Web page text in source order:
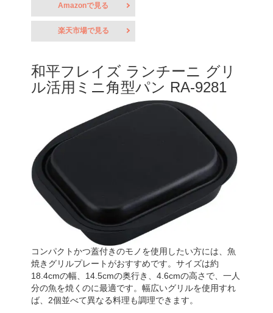
Amazonで見る
楽天市場で見る
和平フレイズ ランチーニ グリ
ル活用ミニ角型パン RA-9281
コンパクトかつ蓋付きのモノを使用したい方には、魚
焼きグリルプレートがおすすめです。サイズは約
18.4cmの幅、14.5cmの奥行き、4.6cmの高さで、一人
分の魚を焼くのに最適です。幅広いグリルを使用すれ
ば、2個並べて異なる料理も調理できます。